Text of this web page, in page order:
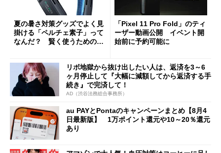
夏の暑さ対策グッズでよく見
掛ける「ペルチェ素子」って
なんだ？ 賢く使うための注
「Pixel 11 Pro Fold」のティ
ーザー動画公開 イベント開
始前に予約可能に
リボ地獄から抜け出したい人は、返済を3～6
ヶ月停止して『大幅に減額してから返済する手
続き』で完済して！
AD（渋谷法務総合事務所）
au PAYとPontaのキャンペーンまとめ【8月4
日最新版】 1万ポイント還元や10～20％還元
あり